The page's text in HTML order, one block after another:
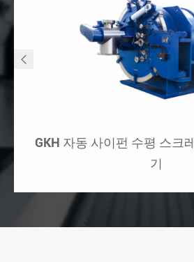
GKH 자동 사이펀 수평 스크
기
